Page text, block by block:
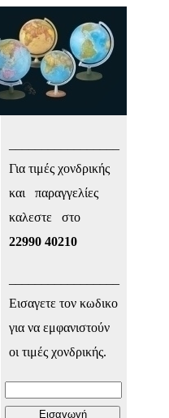
Για τιμές χονδρικής
και παραγγελίες
καλεστε στο
22990 40210
Εισαγετε τον κωδικο
για να εμφανιστούν
οι τιμές χονδρικής.